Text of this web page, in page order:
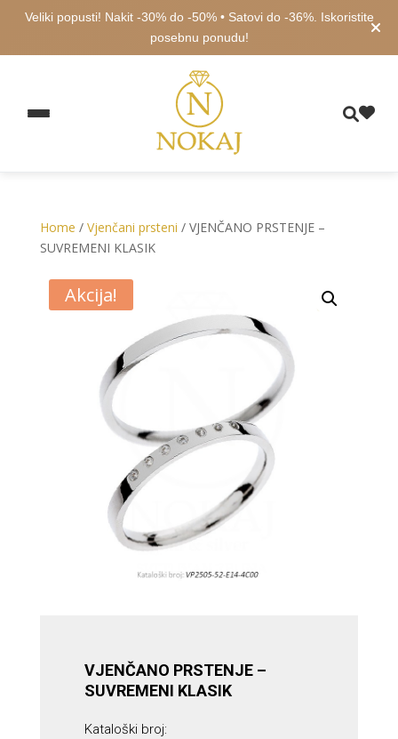
Veliki popusti! Nakit -30% do -50% • Satovi do -36%. Iskoristite
posebnu ponudu!
Home / Vjenčani prsteni / VJENČANO PRSTENJE –
SUVREMENI KLASIK
Akcija!
VJENČANO PRSTENJE –
SUVREMENI KLASIK
Kataloški broj: